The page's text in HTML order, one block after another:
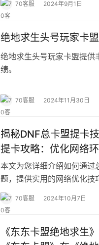
助。
揭露《绝地求生》辅
生》游戏环境净化：
家专门提供游戏辅助的网站
工具。
绝地求生头号玩家卡
绝地求生头号玩家卡盟提